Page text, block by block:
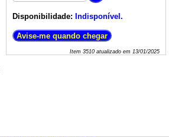
Disponibilidade: Indisponível.
Item 3510atualizado em 13/01/2025